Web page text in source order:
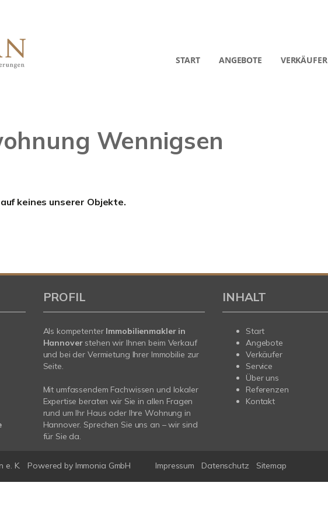
START ANGEBOTE VERKÄUFER
Wennigsen
keines unserer Objekte.
PROFIL
Als kompetenter Immobilienmakler in
Hannoverstehen wir Ihnen beim Verkauf
und bei der Vermietung Ihrer Immobilie zur
Seite.
Mit umfassendem Fachwissen und lokaler
Expertise beraten wir Sie in allen Fragen
rund um Ihr Haus oder Ihre Wohnung in
Hannover. Sprechen Sie uns an – wir sind
für Sie da.
INHALT
Start
Angebote
Verkäufer
Service
Über uns
Referenzen
Kontakt
e. K. Powered by Immonia GmbH Impressum Datenschutz Sitemap